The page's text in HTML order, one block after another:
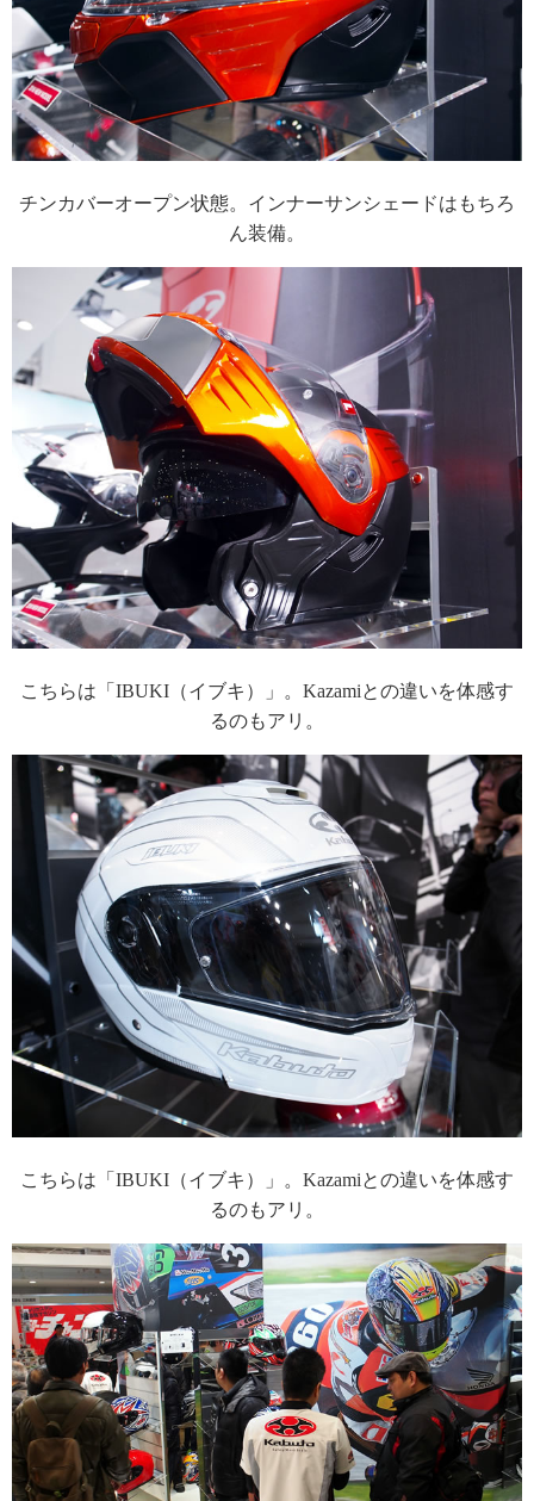
チンカバーオープン状態。インナーサンシェードはもちろ
ん装備。
こちらは「IBUKI（イブキ）」。Kazamiとの違いを体感す
るのもアリ。
こちらは「IBUKI（イブキ）」。Kazamiとの違いを体感す
るのもアリ。